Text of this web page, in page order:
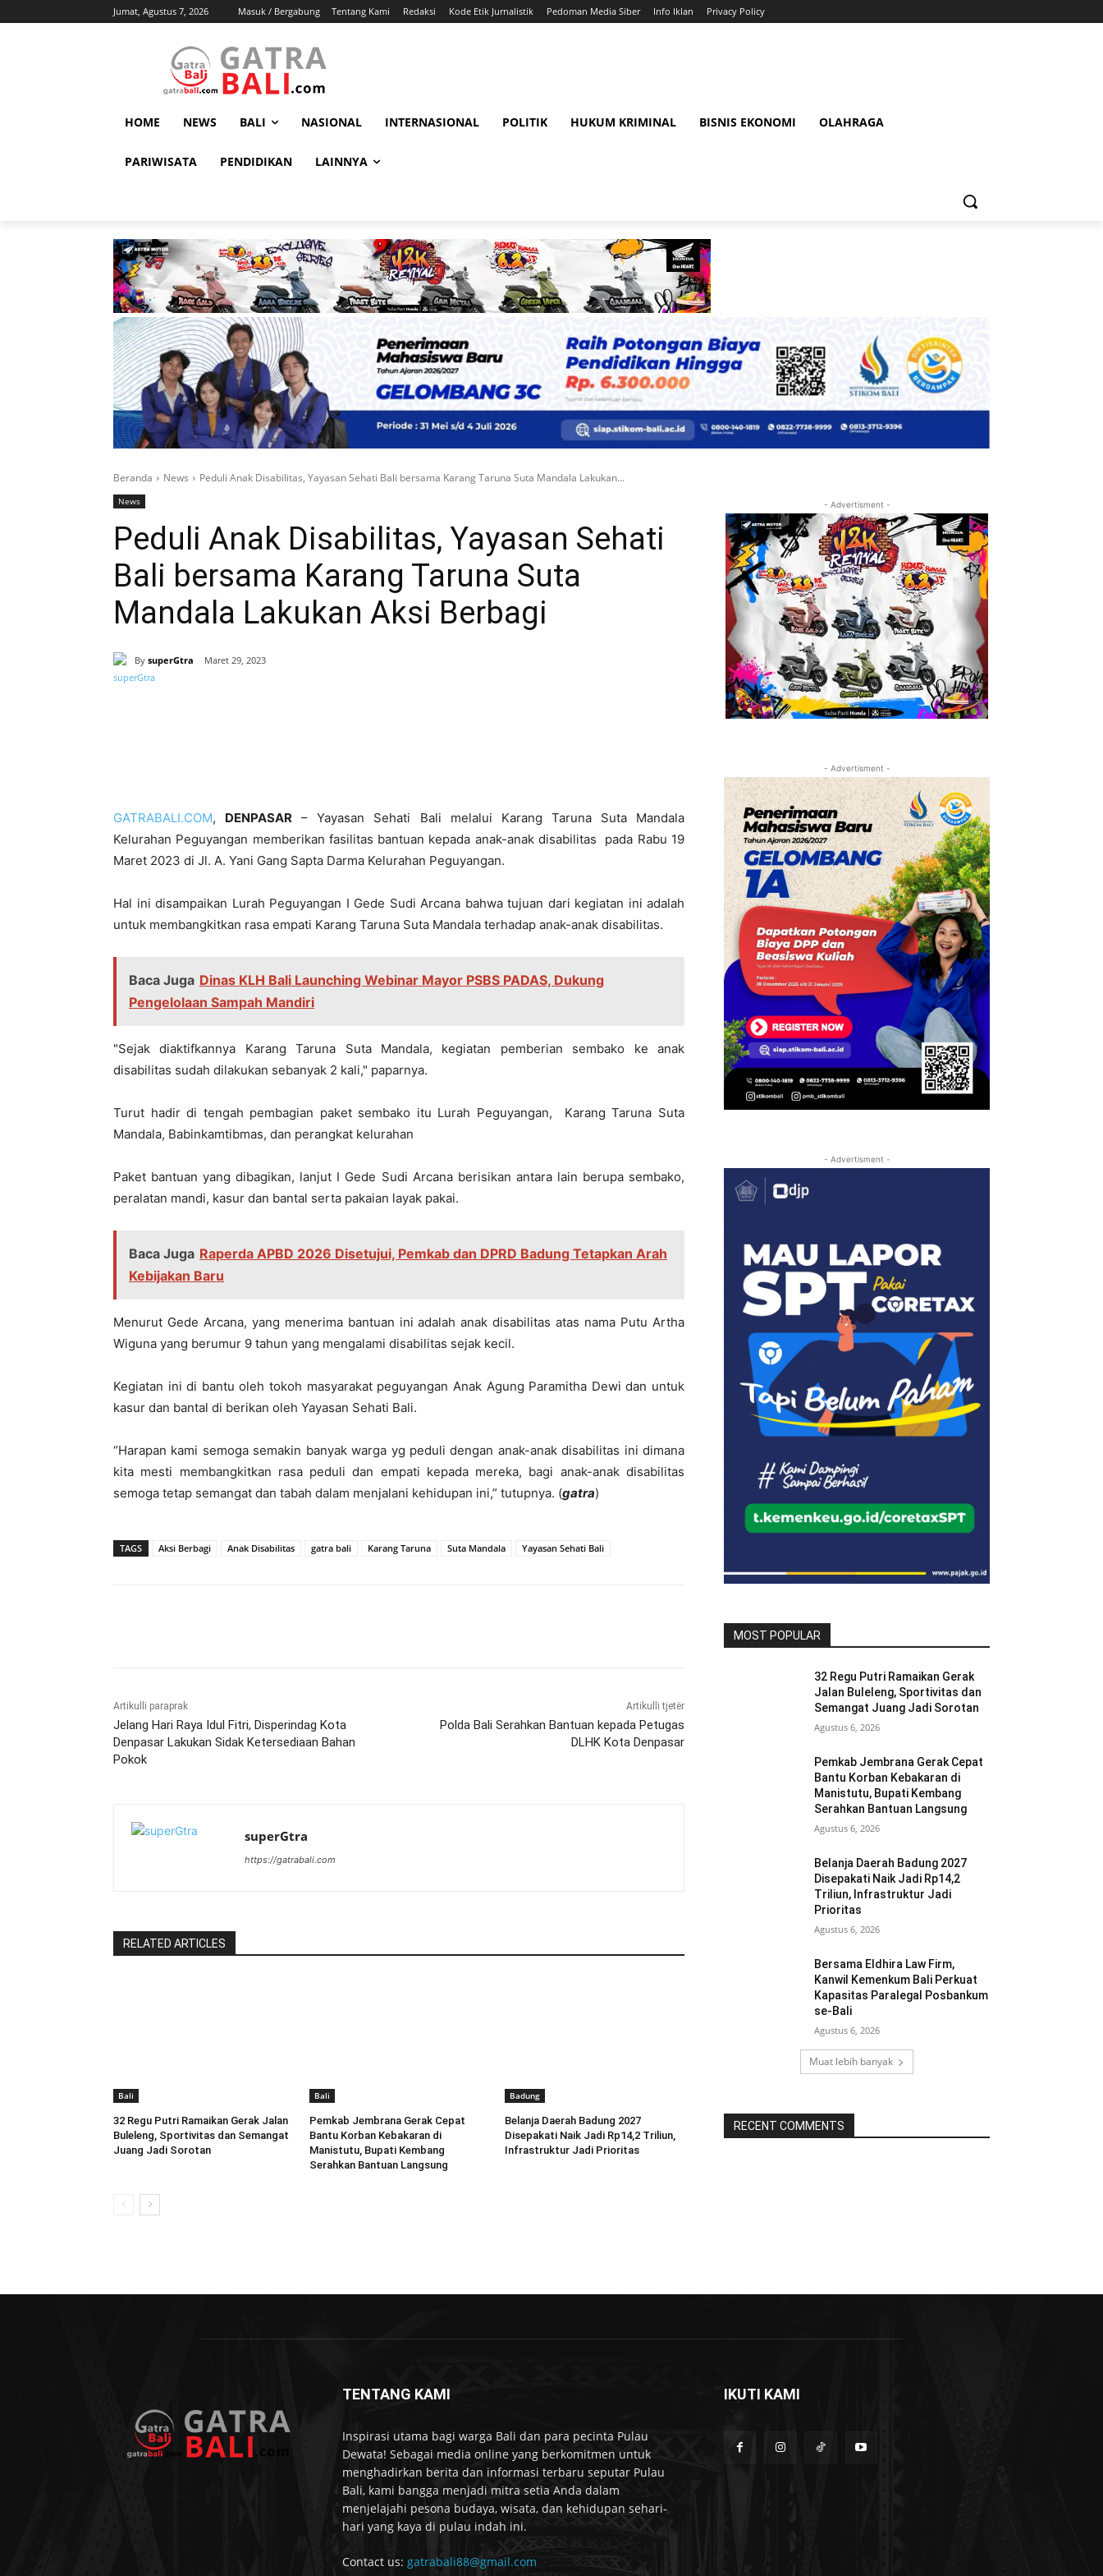
Jumat, Agustus 7, 2026 Masuk / Bergabung Tentang Kami Redaksi Kode Etik Jurnalistik Pedoman Media Siber Info Iklan Privacy Policy
HOME NEWS BALI NASIONAL INTERNASIONAL POLITIK HUKUM KRIMINAL BISNIS EKONOMI OLAHRAGA
PARIWISATA PENDIDIKAN LAINNYA
Beranda News Peduli Anak Disabilitas, Yayasan Sehati Bali bersama Karang Taruna Suta Mandala Lakukan...
News
Peduli Anak Disabilitas, Yayasan Sehati
Bali bersama Karang Taruna Suta
Mandala Lakukan Aksi Berbagi
By superGtra Maret 29, 2023
GATRABALI.COM, DENPASAR – Yayasan Sehati Bali melalui Karang Taruna Suta Mandala
Kelurahan Peguyangan memberikan fasilitas bantuan kepada anak-anak disabilitas pada Rabu 19
Maret 2023 di Jl. A. Yani Gang Sapta Darma Kelurahan Peguyangan.
Hal ini disampaikan Lurah Peguyangan I Gede Sudi Arcana bahwa tujuan dari kegiatan ini adalah
untuk membangkitkan rasa empati Karang Taruna Suta Mandala terhadap anak-anak disabilitas.
Baca Juga Dinas KLH Bali Launching Webinar Mayor PSBS PADAS, Dukung
Pengelolaan Sampah Mandiri
"Sejak diaktifkannya Karang Taruna Suta Mandala, kegiatan pemberian sembako ke anak
disabilitas sudah dilakukan sebanyak 2 kali," paparnya.
Turut hadir di tengah pembagian paket sembako itu Lurah Peguyangan, Karang Taruna Suta
Mandala, Babinkamtibmas, dan perangkat kelurahan
Paket bantuan yang dibagikan, lanjut I Gede Sudi Arcana berisikan antara lain berupa sembako,
peralatan mandi, kasur dan bantal serta pakaian layak pakai.
Baca Juga Raperda APBD 2026 Disetujui, Pemkab dan DPRD Badung Tetapkan Arah
Kebijakan Baru
Menurut Gede Arcana, yang menerima bantuan ini adalah anak disabilitas atas nama Putu Artha
Wiguna yang berumur 9 tahun yang mengalami disabilitas sejak kecil.
Kegiatan ini di bantu oleh tokoh masyarakat peguyangan Anak Agung Paramitha Dewi dan untuk
kasur dan bantal di berikan oleh Yayasan Sehati Bali.
“Harapan kami semoga semakin banyak warga yg peduli dengan anak-anak disabilitas ini dimana
kita mesti membangkitkan rasa peduli dan empati kepada mereka, bagi anak-anak disabilitas
semoga tetap semangat dan tabah dalam menjalani kehidupan ini,” tutupnya. (gatra)
TAGS Aksi Berbagi Anak Disabilitas gatra bali Karang Taruna Suta Mandala Yayasan Sehati Bali
Artikulli paraprak
Jelang Hari Raya Idul Fitri, Disperindag Kota
Denpasar Lakukan Sidak Ketersediaan Bahan
Pokok
Artikulli tjetër
Polda Bali Serahkan Bantuan kepada Petugas
DLHK Kota Denpasar
superGtra
https://gatrabali.com
RELATED ARTICLES
Bali
32 Regu Putri Ramaikan Gerak Jalan
Buleleng, Sportivitas dan Semangat
Juang Jadi Sorotan
Bali
Pemkab Jembrana Gerak Cepat
Bantu Korban Kebakaran di
Manistutu, Bupati Kembang
Serahkan Bantuan Langsung
Badung
Belanja Daerah Badung 2027
Disepakati Naik Jadi Rp14,2 Triliun,
Infrastruktur Jadi Prioritas
- Advertisment -
- Advertisment -
- Advertisment -
MOST POPULAR
32 Regu Putri Ramaikan Gerak
Jalan Buleleng, Sportivitas dan
Semangat Juang Jadi Sorotan
Agustus 6, 2026
Pemkab Jembrana Gerak Cepat
Bantu Korban Kebakaran di
Manistutu, Bupati Kembang
Serahkan Bantuan Langsung
Agustus 6, 2026
Belanja Daerah Badung 2027
Disepakati Naik Jadi Rp14,2
Triliun, Infrastruktur Jadi
Prioritas
Agustus 6, 2026
Bersama Eldhira Law Firm,
Kanwil Kemenkum Bali Perkuat
Kapasitas Paralegal Posbankum
se-Bali
Agustus 6, 2026
Muat lebih banyak
RECENT COMMENTS
TENTANG KAMI
Inspirasi utama bagi warga Bali dan para pecinta Pulau
Dewata! Sebagai media online yang berkomitmen untuk
menghadirkan berita dan informasi terbaru seputar Pulau
Bali, kami bangga menjadi mitra setia Anda dalam
menjelajahi pesona budaya, wisata, dan kehidupan sehari-
hari yang kaya di pulau indah ini.
Contact us: gatrabali88@gmail.com
IKUTI KAMI